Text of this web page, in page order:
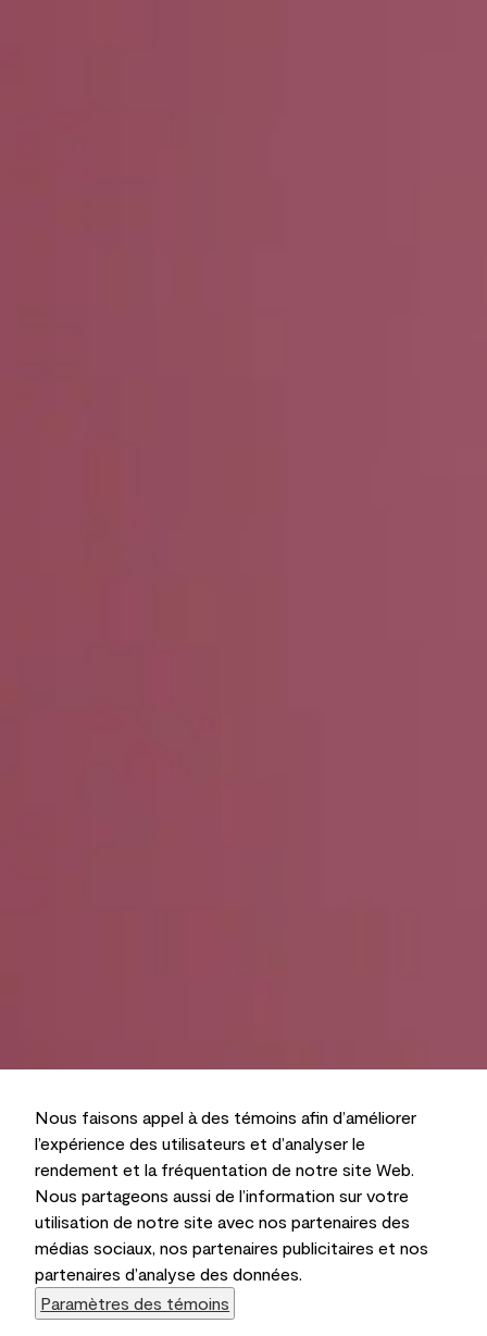
Nous faisons appel à des témoins afin d’améliorer
l’expérience des utilisateurs et d’analyser le
rendement et la fréquentation de notre site Web.
Nous partageons aussi de l’information sur votre
utilisation de notre site avec nos partenaires des
médias sociaux, nos partenaires publicitaires et nos
partenaires d’analyse des données.
Paramètres des témoins